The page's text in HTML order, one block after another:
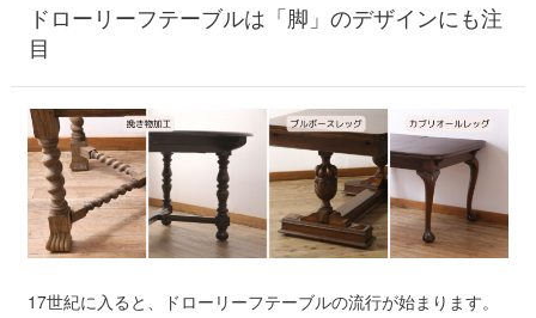
ドローリーフテーブルは「脚」のデザインにも注
目
17世紀に入ると、ドローリーフテーブルの流行が始まります。